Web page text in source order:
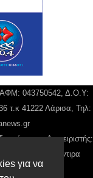
για να
ΑΦΜ: 043750542, Δ.Ο.Υ:
τ.κ 41222 Λάρισα, Τηλ:
και Διαχειριστής:
Διευθύντιρα